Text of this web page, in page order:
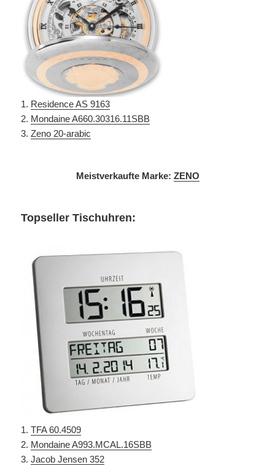
1. Residence AS 9163
2. Mondaine A660.30316.11SBB
3.Zeno 20-arabic
Meistverkaufte Marke: ZENO
Topseller Tischuhren:
1.TFA 60.4509
2. Mondaine A993.MCAL.16SBB
3.Jacob Jensen 352